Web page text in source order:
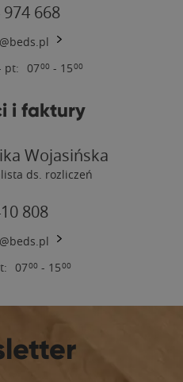
974 668
pt: 0700 - 1500
i faktury
Wojasińska
ds. rozliczeń
808
0700 - 1500